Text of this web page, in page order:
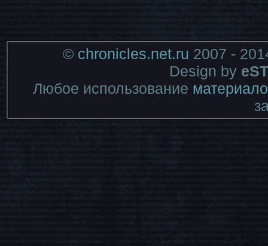
© chronicles.net.ru 2007 -
Design by
Любое использование